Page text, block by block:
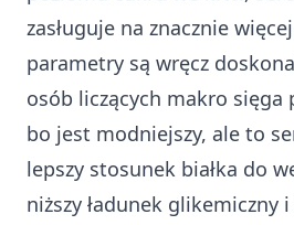
zasługuje na znacznie
parametry są wręcz
osób liczących makro
bo jest modniejszy, ale to
lepszy stosunek białka do
niższy ładunek glikemiczny